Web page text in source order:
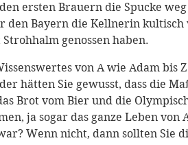
ersten Brauern die Spucke
den Bayern die Kellnerin
genossen haben.
von A wie Adam bis
hätten Sie gewusst, dass die
Brot vom Bier und die
ja sogar das ganze Leben von
Wenn nicht, dann sollten Sie